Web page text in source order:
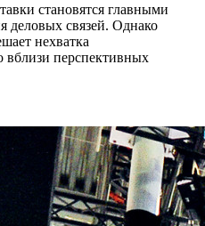
становятся главными
деловых связей. Однако
нехватка
вблизи перспективных